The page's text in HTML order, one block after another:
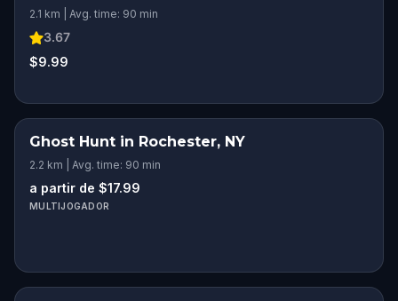
2.1 km | Avg. time: 90 min
3.67
$9.99
Ghost Hunt in Rochester, NY
2.2 km | Avg. time: 90 min
a partir de $17.99
MULTIJOGADOR